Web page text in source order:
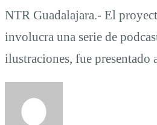
NTR Guadalajara.- El
involucra una serie de
ilustraciones, fue